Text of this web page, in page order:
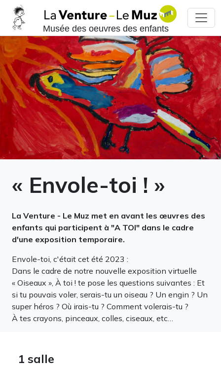
Musée des oeuvres des enfants
« Envole-toi ! »
La Venture - Le Muz met en avant les œuvres des
enfants qui participent à "A TOI" dans le cadre
d'une exposition temporaire.
Envole-toi, c'était cet été 2023 :
Dans le cadre de notre nouvelle exposition virtuelle
« Oiseaux », À toi ! te pose les questions suivantes : Et
si tu pouvais voler, serais-tu un oiseau ? Un engin ? Un
super héros ? Où irais-tu ? Comment volerais-tu ?
À tes crayons, pinceaux, colles, ciseaux, etc…
1 salle